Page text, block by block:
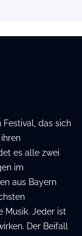
das sich
es alle zwei
im
aus Bayern
Musik. Jeder ist
Der Beifall